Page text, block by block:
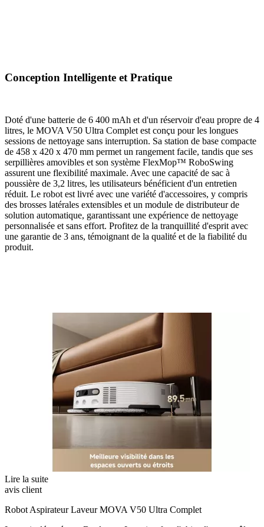
Conception Intelligente et Pratique
Doté d'une batterie de 6 400 mAh et d'un réservoir d'eau propre de 4
litres, le MOVA V50 Ultra Complet est conçu pour les longues
sessions de nettoyage sans interruption. Sa station de base compacte
de 458 x 420 x 470 mm permet un rangement facile, tandis que ses
serpillières amovibles et son système FlexMop™ RoboSwing
assurent une flexibilité maximale. Avec une capacité de sac à
poussière de 3,2 litres, les utilisateurs bénéficient d'un entretien
réduit. Le robot est livré avec une variété d'accessoires, y compris
des brosses latérales extensibles et un module de distributeur de
solution automatique, garantissant une expérience de nettoyage
personnalisée et sans effort. Profitez de la tranquillité d'esprit avec
une garantie de 3 ans, témoignant de la qualité et de la fiabilité du
produit.
Lire la suite
avis client
Robot Aspirateur Laveur MOVA V50 Ultra Complet